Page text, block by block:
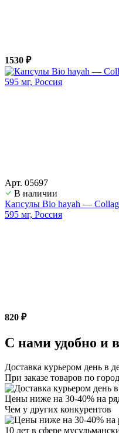
1530 ₽
Арт. 05697
В наличии
Капсулы Bio hayah —
595 мг, Россия
820 ₽
С нами удобно и
Доставка курьером день в
При заказе товаров по
Цены ниже на 30-40% на
Чем у других конкурентов
10 лет в сфере